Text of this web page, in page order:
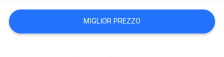
POLICY
MIGLIOR PREZZO